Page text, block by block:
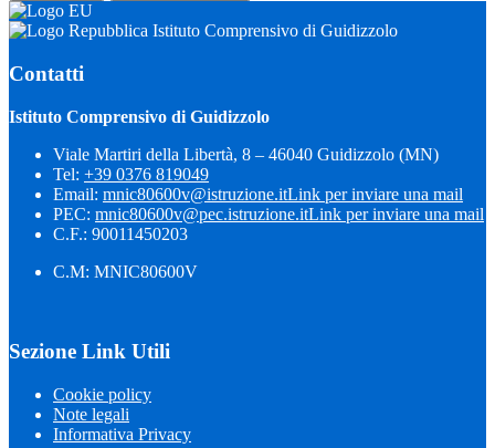
Istituto Comprensivo di Guidizzolo
Contatti
Istituto Comprensivo di Guidizzolo
Viale Martiri della Libertà, 8 – 46040 Guidizzolo (MN)
Tel: +39 0376 819049
Email: mnic80600v@istruzione.itLink per inviare una mail
PEC: mnic80600v@pec.istruzione.itLink per inviare una mail
C.F.: 90011450203
C.M: MNIC80600V
Sezione Link Utili
Cookie policy
Note legali
Informativa Privacy